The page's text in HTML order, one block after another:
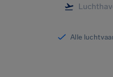
Alle